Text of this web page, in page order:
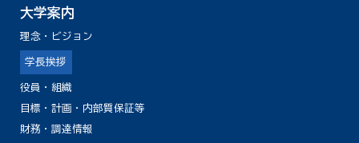
大学案内
理念・ビジョン
学長挨拶
役員・組織
目標・計画・内部質保証等
財務・調達情報